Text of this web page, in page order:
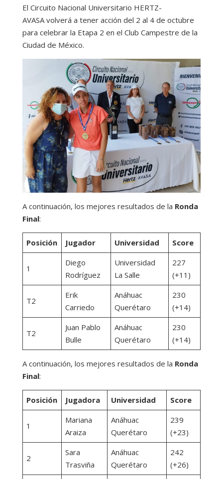
El Circuito Nacional Universitario HERTZ-
AVASA volverá a tener acción del 2 al 4 de octubre
para celebrar la Etapa 2 en el Club Campestre de la
Ciudad de México.
A continuación, los mejores resultados de la Ronda
Final:
Posición Jugador Universidad Score
1
Diego
Rodríguez
Universidad
La Salle
227
(+11)
T2
Erik
Carriedo
Anáhuac
Querétaro
230
(+14)
T2
Juan Pablo
Bulle
Anáhuac
Querétaro
230
(+14)
A continuación, los mejores resultados de la Ronda
Final:
Posición Jugadora Universidad Score
1
Mariana
Araiza
Anáhuac
Querétaro
239
(+23)
2
Sara
Trasviña
Anáhuac
Querétaro
242
(+26)